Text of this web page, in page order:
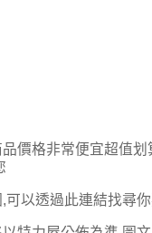
價格非常便宜超值
可以透過此連結找尋